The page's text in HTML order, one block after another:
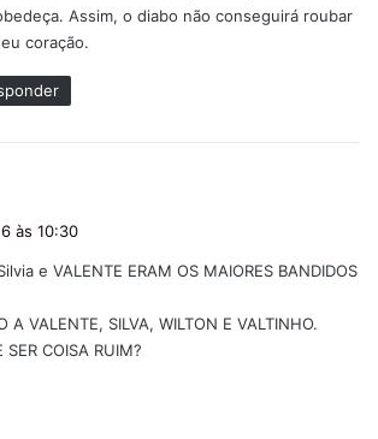
Assim, o diabo não conseguirá roubar
coração.
às 10:30
e VALENTE ERAM OS MAIORES BANDIDOS
A VALENTE, SILVA, WILTON E VALTINHO.
SER COISA RUIM?